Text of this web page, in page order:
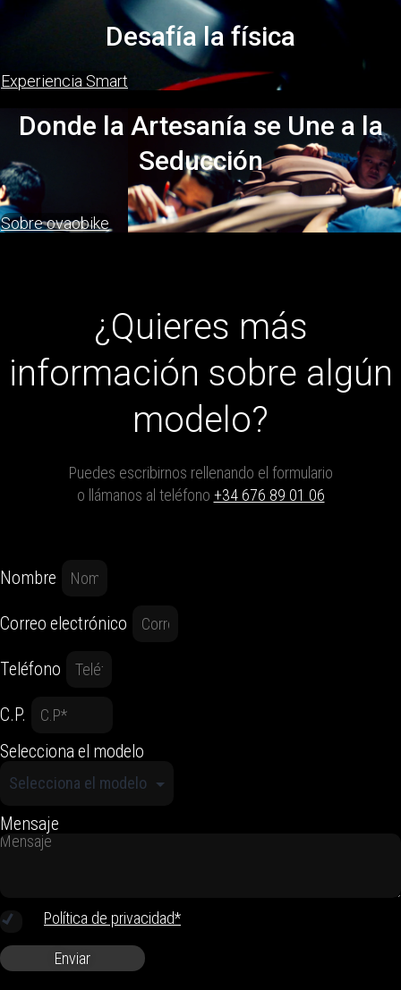
Desafía la física
Experiencia Smart
Donde la Artesanía se Une a la
Seducción
Sobre ovaobike
¿Quieres más
información sobre algún
modelo?
Puedes escribirnos rellenando el formulario
o llámanos al teléfono +34 676 89 01 06
Nombre
Correo electrónico
Teléfono
C.P.
Selecciona el modelo
Mensaje
Política de privacidad*
Enviar